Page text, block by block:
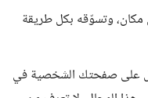
وتسوّقه بكل طريقة
على صفحتك الشخصية في